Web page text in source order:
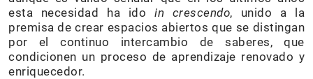
esta necesidad ha ido in crescendo, unido a la
premisa de crear espacios abiertos que se distingan
por el continuo intercambio de saberes, que
condicionen un proceso de aprendizaje renovado y
enriquecedor.